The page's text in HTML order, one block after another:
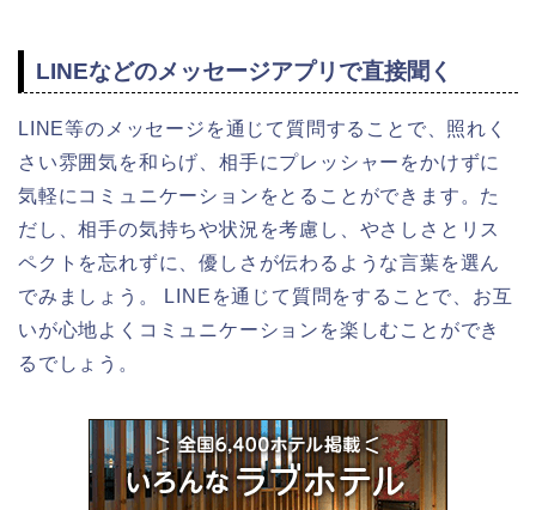
LINEなどのメッセージアプリで直接聞く
LINE等のメッセージを通じて質問することで、照れく
さい雰囲気を和らげ、相手にプレッシャーをかけずに
気軽にコミュニケーションをとることができます。た
だし、相手の気持ちや状況を考慮し、やさしさとリス
ペクトを忘れずに、優しさが伝わるような言葉を選ん
でみましょう。 LINEを通じて質問をすることで、お互
いが心地よくコミュニケーションを楽しむことができ
るでしょう。